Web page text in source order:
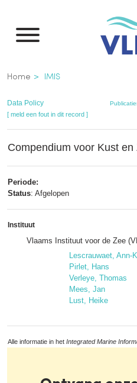
naar
inhoud
gaan
Kruimelpad
Home IMIS
Data Policy
[ meld een fout in dit record ]
Compendium voor Kust en
Periode:
Status: Afgelopen
Instituut
Vlaams Instituut voor de Zee
Lescrauwaet, Ann-
Pirlet, Hans
Verleye, Thomas
Mees, Jan
Lust, Heike
Alle informatie in het Integrated Marine